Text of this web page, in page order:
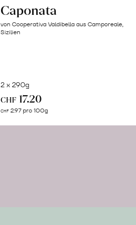
Caponata
von Cooperativa Valdibella aus Camporeale,
Sizilien
2 x 290g
CHF 17.20
CHF 2.97 pro 100g